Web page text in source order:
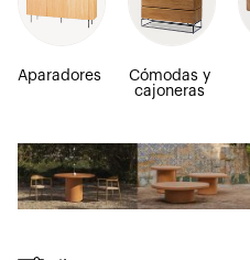
Aparadores
Cómodas y
cajoneras